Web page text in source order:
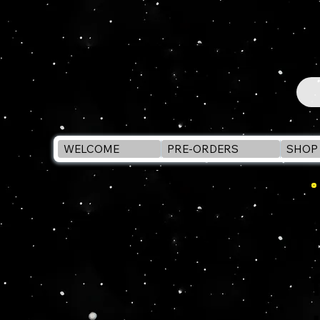
WELCOME PRE-ORDERS SHOP